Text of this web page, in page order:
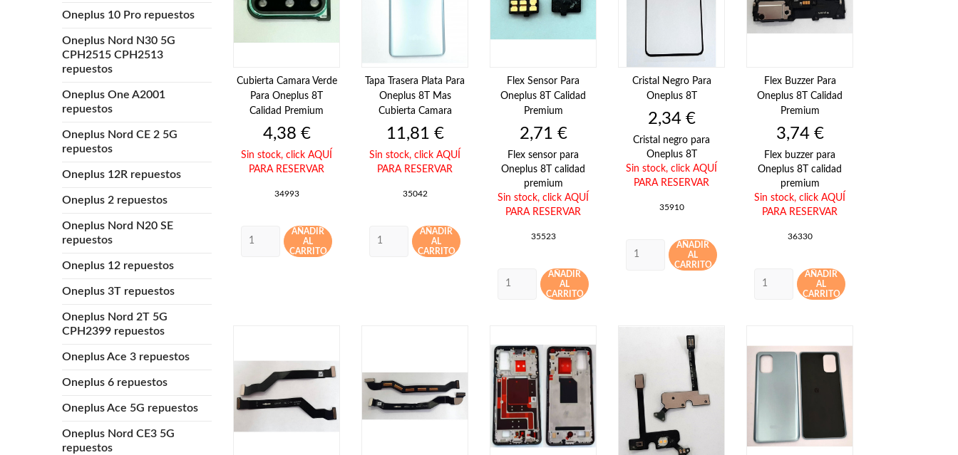
Oneplus 10 Pro repuestos
Oneplus Nord N30 5G
CPH2515 CPH2513
repuestos
Oneplus One A2001
repuestos
Oneplus Nord CE 2 5G
repuestos
Oneplus 12R repuestos
Oneplus 2 repuestos
Oneplus Nord N20 SE
repuestos
Oneplus 12 repuestos
Oneplus 3T repuestos
Oneplus Nord 2T 5G
CPH2399 repuestos
Oneplus Ace 3 repuestos
Oneplus 6 repuestos
Oneplus Ace 5G repuestos
Oneplus Nord CE3 5G
repuestos
Cubierta Camara Verde
Para Oneplus 8T
Calidad Premium
Precio
4,38 €
Sin stock, click AQUÍ
PARA RESERVAR
34993
AÑADIR
AL
CARRITO
Tapa Trasera Plata Para
Oneplus 8T Mas
Cubierta Camara
Precio
11,81 €
Sin stock, click AQUÍ
PARA RESERVAR
35042
AÑADIR
AL
CARRITO
Flex Sensor Para
Oneplus 8T Calidad
Premium
Precio
2,71 €
Flex sensor para
Oneplus 8T calidad
premium
Sin stock, click AQUÍ
PARA RESERVAR
35523
AÑADIR
AL
CARRITO
Cristal Negro Para
Oneplus 8T
Precio
2,34 €
Cristal negro para
Oneplus 8T
Sin stock, click AQUÍ
PARA RESERVAR
35910
AÑADIR
AL
CARRITO
Flex Buzzer Para
Oneplus 8T Calidad
Premium
Precio
3,74 €
Flex buzzer para
Oneplus 8T calidad
premium
Sin stock, click AQUÍ
PARA RESERVAR
36330
AÑADIR
AL
CARRITO